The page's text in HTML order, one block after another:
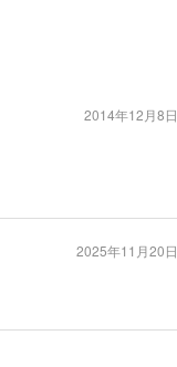
2014年12月8日
2025年11月20日